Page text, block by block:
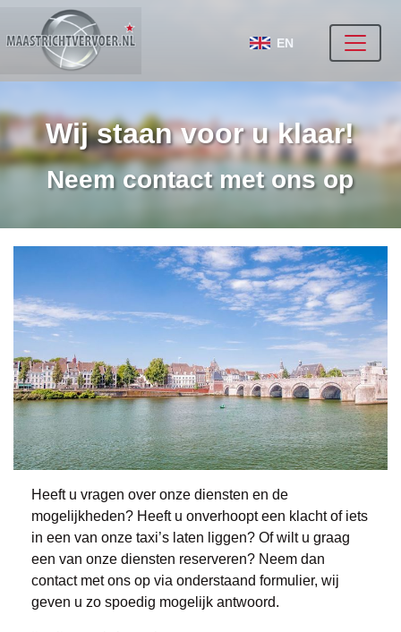
EN
Wij staan voor u klaar!
Neem contact met ons op
Heeft u vragen over onze diensten en de
mogelijkheden? Heeft u onverhoopt een klacht of iets
in een van onze taxi’s laten liggen? Of wilt u graag
een van onze diensten reserveren? Neem dan
contact met ons op via onderstaand formulier, wij
geven u zo spoedig mogelijk antwoord.